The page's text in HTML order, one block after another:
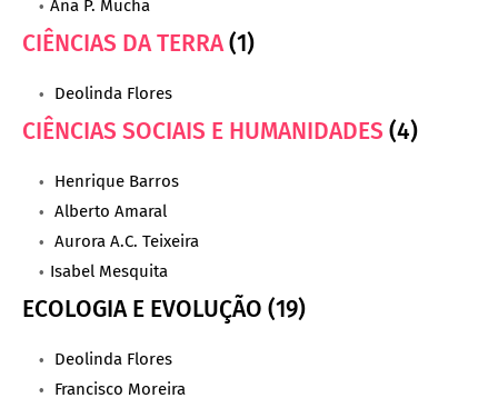
Ana P. Mucha
CIÊNCIAS DA TERRA(1)
Deolinda Flores
CIÊNCIAS SOCIAIS E HUMANIDADES (4)
Henrique Barros
Alberto Amaral
Aurora A.C. Teixeira
Isabel Mesquita
ECOLOGIA E EVOLUÇÃO (19)
Deolinda Flores
Francisco Moreira